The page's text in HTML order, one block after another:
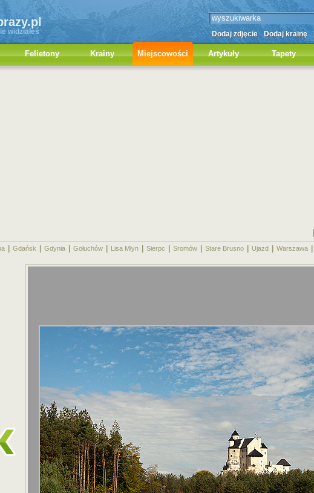
widziałeś Dodaj zdjęcie Dodaj krainę
Felietony Krainy Miejscowości Artykuły Tapety
Gdańsk Gdynia Gołuchów Lisa Młyn Sierpc Sromów Stare Brusno Ujazd Warszawa